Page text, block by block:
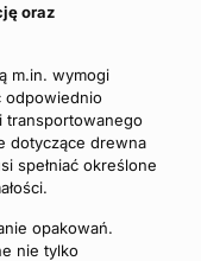
oraz
m.in. wymogi
odpowiednio
transportowanego
dotyczące drewna
spełniać określone
opakowań.
nie tylko